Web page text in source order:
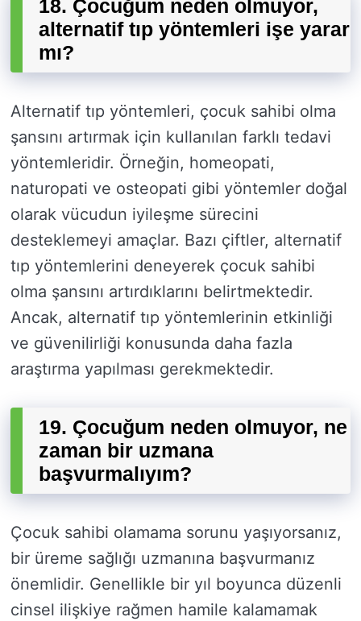
18. Çocuğum neden olmuyor,
alternatif tıp yöntemleri işe yarar
mı?
Alternatif tıp yöntemleri, çocuk sahibi olma
şansını artırmak için kullanılan farklı tedavi
yöntemleridir. Örneğin, homeopati,
naturopati ve osteopati gibi yöntemler doğal
olarak vücudun iyileşme sürecini
desteklemeyi amaçlar. Bazı çiftler, alternatif
tıp yöntemlerini deneyerek çocuk sahibi
olma şansını artırdıklarını belirtmektedir.
Ancak, alternatif tıp yöntemlerinin etkinliği
ve güvenilirliği konusunda daha fazla
araştırma yapılması gerekmektedir.
19. Çocuğum neden olmuyor, ne
zaman bir uzmana
başvurmalıyım?
Çocuk sahibi olamama sorunu yaşıyorsanız,
bir üreme sağlığı uzmanına başvurmanız
önemlidir. Genellikle bir yıl boyunca düzenli
cinsel ilişkiye rağmen hamile kalamamak